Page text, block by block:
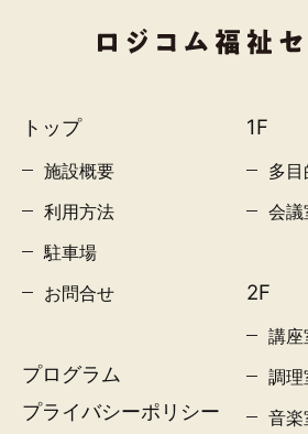
トップ
施設概要
利用方法
駐車場
お問合せ
プログラム
プライバシーポリシー
1F
多
会議
2F
講座
調理
音楽